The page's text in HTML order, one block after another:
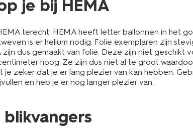
je bij HEMA
terecht. HEMA heeft letter ballonnen in het
is er helium nodig. Folie exemplaren zijn
dus gemaakt van folie. Deze zijn niet geschikt
hoog. Ze zijn dus niet al te groot
zeker dat je er lang plezier van kan hebben.
en heb je er nog langer plezier van.